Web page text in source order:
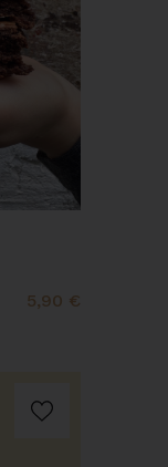
5,90 €